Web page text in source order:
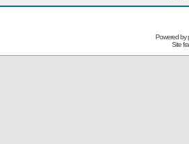
Powered by
Site